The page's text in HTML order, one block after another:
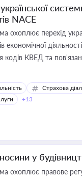
NACE
охоплює перехід
економічної
кодів КВЕД та
Страхова
+13
у
охоплює правове